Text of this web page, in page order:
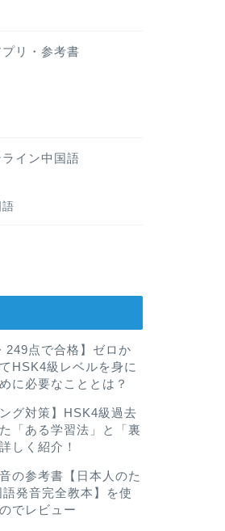
リ・参考書
イン中国語
249点で合格】ゼロか
HSK4級レベルを身に
に必要なこととは？
ング対策】HSK4級過去
「ある学習法」と「裏
しく紹介！
の参考書【日本人のた
発音完全教本】を使
でレビュー